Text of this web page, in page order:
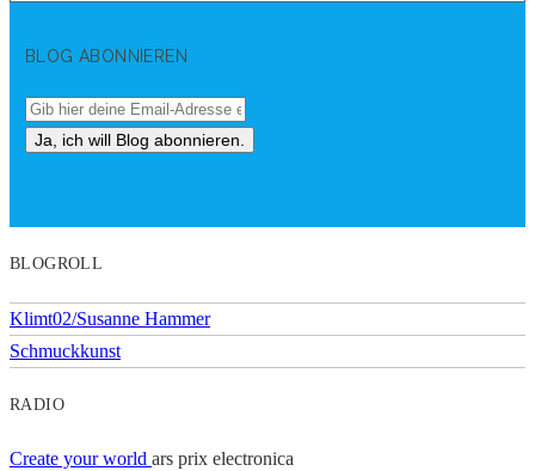
BLOG ABONNIEREN
BLOGROLL
Klimt02/Susanne Hammer
Schmuckkunst
RADIO
Create your world ars prix electronica